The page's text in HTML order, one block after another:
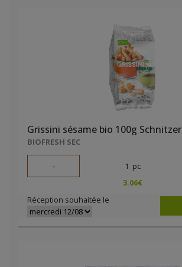
Grissini sésame bio 100g Schnitzer
BIOFRESH SEC
- 1 pc
3.06€
Réception souhaitée le